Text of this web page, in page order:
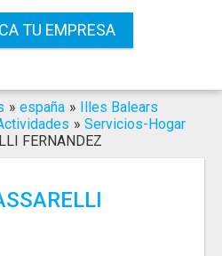
TU EMPRESA
» españa »
Illes Balears
» Servicios-Hogar
FERNANDEZ